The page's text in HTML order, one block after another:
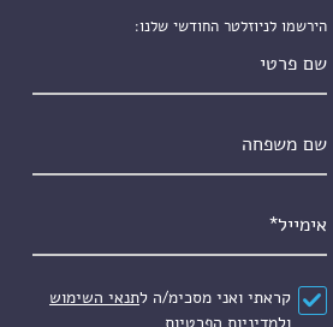
הירשמו לניוזלטר החודשי שלנו:
הסכם*
קראתי ואני מסכימ/ה לתנאי השימוש
ולמדיניות הפרטיות